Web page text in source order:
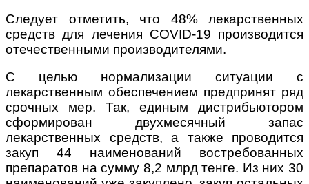
Следует отметить, что 48% лекарственных
средств для лечения COVID-19 производится
отечественными производителями.
С целью нормализации ситуации с
лекарственным обеспечением предпринят ряд
срочных мер. Так, единым дистрибьютором
сформирован двухмесячный запас
лекарственных средств, а также проводится
закуп 44 наименований востребованных
препаратов на сумму 8,2 млрд тенге. Из них 30